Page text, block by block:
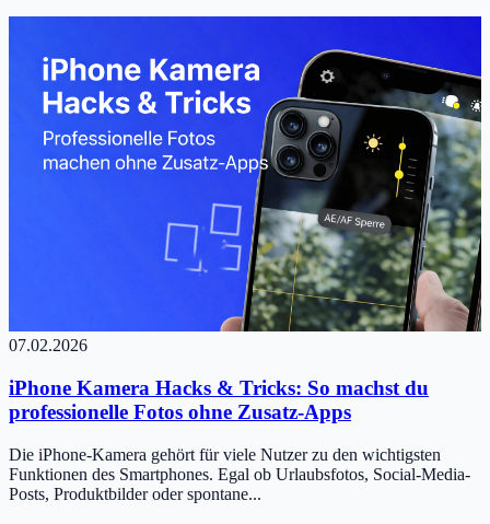
07.02.2026
iPhone Kamera Hacks & Tricks: So machst du
professionelle Fotos ohne Zusatz-Apps
Die iPhone-Kamera gehört für viele Nutzer zu den wichtigsten
Funktionen des Smartphones. Egal ob Urlaubsfotos, Social-Media-
Posts, Produktbilder oder spontane...